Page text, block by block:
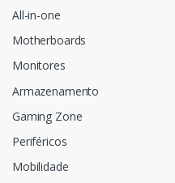
All-in-one
Motherboards
Monitores
Armazenamento
Gaming Zone
Periféricos
Mobilidade